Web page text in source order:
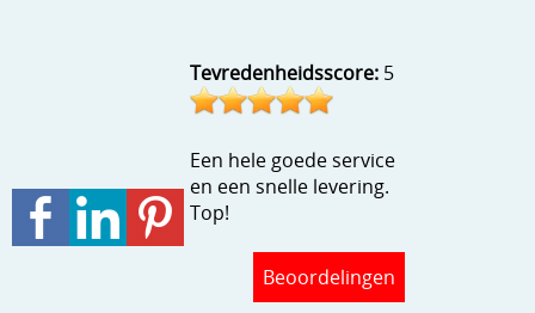
Wat nog, een creatief kijkjeTevredenheidsscore: 5
Een hele goede service
en een snelle levering.
Top!
Beoordelingen